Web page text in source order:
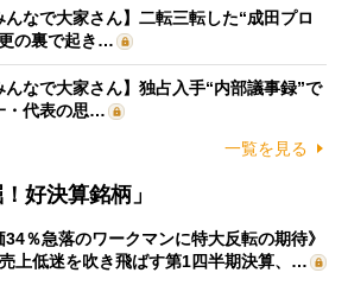
んなで大家さん】二転三転した“成田プロ
の裏で起き…
んなで大家さん】独占入手“内部議事録”で
・代表の思…
一覧を見る
好決算銘柄」
34％急落のワークマンに特大反転の期待》
上低迷を吹き飛ばす第1四半期決算、…